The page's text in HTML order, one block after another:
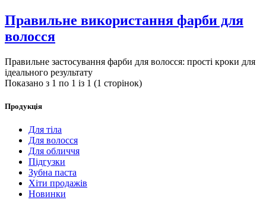
Правильне використання фарби для
волосся
Правильне застосування фарби для волосся: прості кроки для
ідеального результату
Показано з 1 по 1 із 1 (1 сторінок)
Продукція
Для тіла
Для волосся
Для обличчя
Підгузки
Зубна паста
Хіти продажів
Новинки